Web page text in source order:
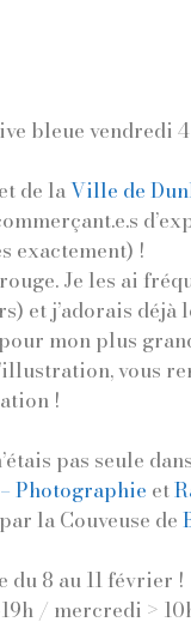
bleue vendredi
de laVille de
exactement) !
Je les ai
et j’adorais déjà
mon plus
vous
!
pas seule
Photographie et
la Couveuse de
du 8 au 11 février !
/ mercredi >